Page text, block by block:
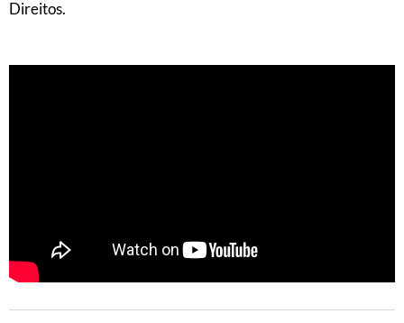
Direitos.